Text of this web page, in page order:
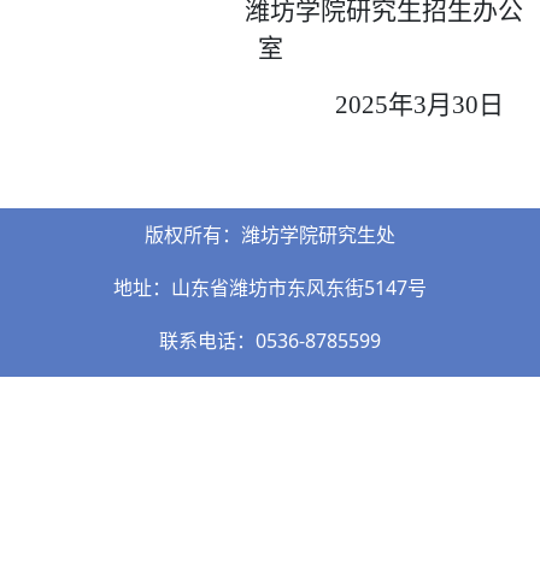
潍坊学院研究生招生办公
室
2025年3月 30 日
版权所有：潍坊学院研究生处
地址：山东省潍坊市东风东街5147号
联系电话：0536-8785599